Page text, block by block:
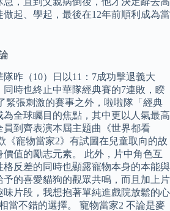
起、學起，最後在12年前順利成為當
昨（10）日以11：7成功擊退義大
時也終止中華隊經典賽的7連敗，睽
緊張刺激的賽事之外，啦啦隊「經典
全球矚目的焦點，其中更以人氣最高
到齊表演本屆主題曲《世界都看
《寵物當家2》有試圖在兒童取向的故
值的勵志元素。 此外，片中角色互
反差的同時也顯露寵物本身的本能與
的喜愛貓狗的觀眾共鳴，而且加上片
味片段，我想抱著單純進戲院放鬆的心
當不錯的選擇。 寵物當家2 不論是麥